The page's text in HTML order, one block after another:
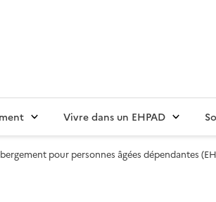
Vivre dans un EHPAD
pour personnes âgées dépendantes